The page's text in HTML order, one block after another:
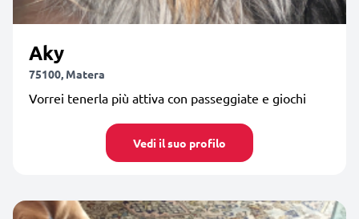
Aky
75100, Matera
Vorrei tenerla più attiva con passeggiate e giochi
Vedi il suo profilo